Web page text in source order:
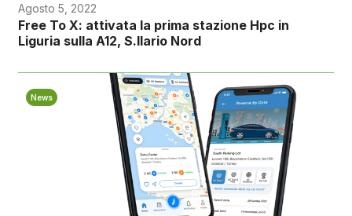
Agosto 5, 2022
Free To X: attivata la prima stazione Hpc in
Liguria sulla A12, S.Ilario Nord
News